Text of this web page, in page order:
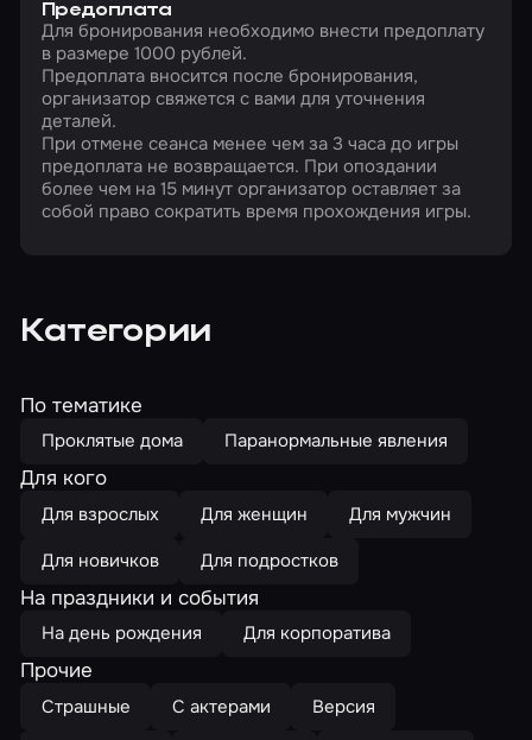
Предоплата
Для бронирования необходимо внести предоплату
в размере 1000 рублей.
Предоплата вносится после бронирования,
организатор свяжется с вами для уточнения
деталей.
При отмене сеанса менее чем за 3 часа до игры
предоплата не возвращается. При опоздании
более чем на 15 минут организатор оставляет за
собой право сократить время прохождения игры.
Категории
По тематике
Проклятые дома Паранормальные явления
Для кого
Для взрослых Для женщин
Для мужчин
Для новичков
Для подростков
На праздники и события
На день рождения Для корпоратива
Прочие
Страшные С актерами
Версия